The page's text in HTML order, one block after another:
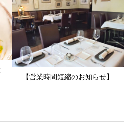
【営業時間短縮のお知らせ】